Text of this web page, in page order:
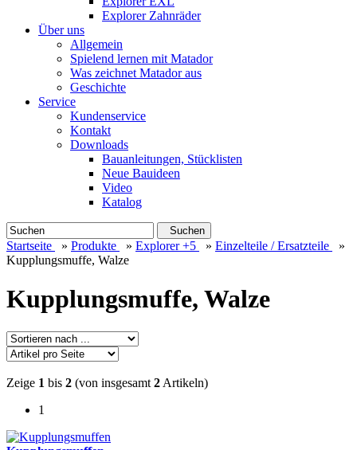
Explorer Zahnräder
Über uns
Allgemein
Spielend lernen mit Matador
Was zeichnet Matador aus
Geschichte
Service
Kundenservice
Kontakt
Downloads
Bauanleitungen, Stücklisten
Neue Bauideen
Video
Katalog
Suchen
Startseite » Produkte » Explorer +5 » Einzelteile / Ersatzteile
»
Kupplungsmuffe, Walze
Kupplungsmuffe, Walze
Zeige 1 bis 2 (von insgesamt 2 Artikeln)
1